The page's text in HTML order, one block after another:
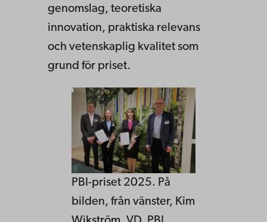
genomslag, teoretiska
innovation, praktiska relevans
och vetenskaplig kvalitet som
grund för priset.
PBI-priset 2025. På
bilden, från vänster, Kim